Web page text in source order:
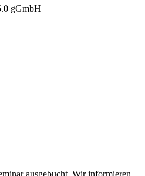
gGmbH
ausgebucht. Wir informieren